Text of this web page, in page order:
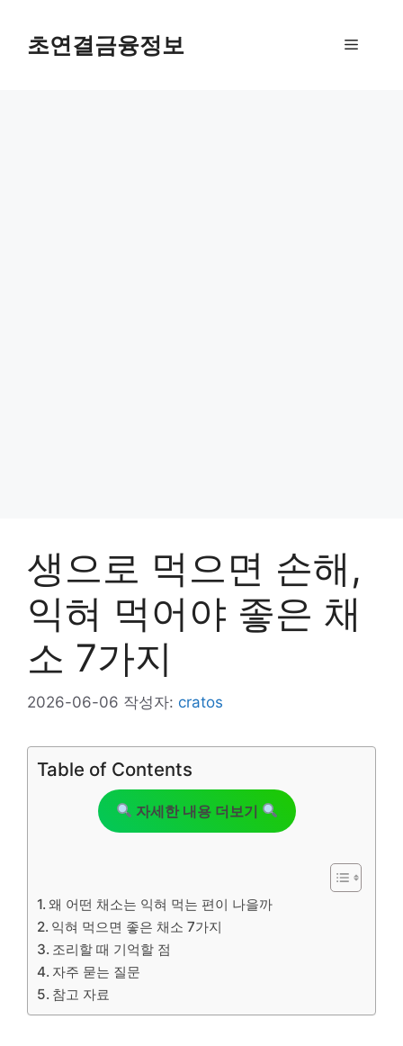
초연결금융정보 메
생으로 먹으면 손해,
익혀 먹어야 좋은 채
소 7가지
2026-06-06 작성자: cratos
Table of Contents
자세한 내용 더보기
왜 어떤 채소는 익혀 먹는 편이 나을까
익혀 먹으면 좋은 채소 7가지
조리할 때 기억할 점
자주 묻는 질문
참고 자료